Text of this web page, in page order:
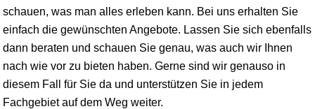
schauen, was man alles erleben kann. Bei uns erhalten Sie
einfach die gewünschten Angebote. Lassen Sie sich ebenfalls
dann beraten und schauen Sie genau, was auch wir Ihnen
nach wie vor zu bieten haben. Gerne sind wir genauso in
diesem Fall für Sie da und unterstützen Sie in jedem
Fachgebiet auf dem Weg weiter.